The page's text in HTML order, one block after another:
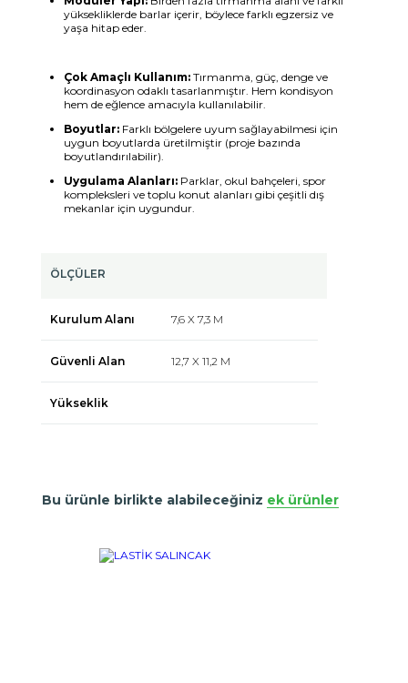
yüksekliklerde barlar içerir, böylece farklı egzersiz ve
yaşa hitap eder.
Çok Amaçlı Kullanım: Tırmanma, güç, denge ve
koordinasyon odaklı tasarlanmıştır. Hem kondisyon
hem de eğlence amacıyla kullanılabilir.
Boyutlar: Farklı bölgelere uyum sağlayabilmesi için
uygun boyutlarda üretilmiştir (proje bazında
boyutlandırılabilir).
Uygulama Alanları: Parklar, okul bahçeleri, spor
kompleksleri ve toplu konut alanları gibi çeşitli dış
mekanlar için uygundur.
ÖLÇÜLER
Kurulum Alanı 7,6 X 7,3 M
Güvenli Alan 12,7 X 11,2 M
Yükseklik
Bu ürünle birlikte alabileceğiniz ek ürünler